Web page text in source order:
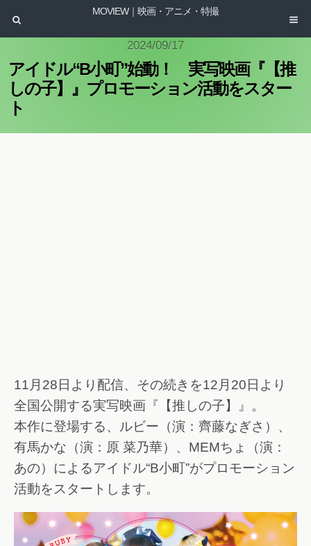
MOVIEW｜映画・アニメ・特撮
2024/09/17
アイドル“B小町”始動！ 実写映画『【推
しの子】』プロモーション活動をスター
ト
11月28日より配信、その続きを12月20日より
全国公開する実写映画『【推しの子】』。
本作に登場する、ルビー（演：齊藤なぎさ）、
有馬かな（演：原 菜乃華）、MEMちょ（演：
あの）によるアイドル“B小町”がプロモーション
活動をスタートします。